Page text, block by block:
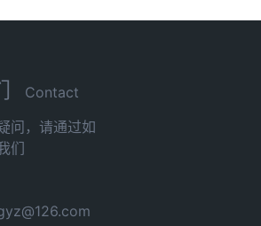
Contact
问，请通过如
们